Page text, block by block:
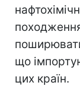
що
цих країн.